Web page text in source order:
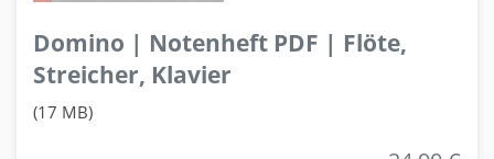
Domino | Notenheft PDF | Flöte,
Streicher, Klavier
(17 MB)